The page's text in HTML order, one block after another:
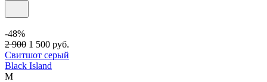
-48%
2 900 1 500 руб.
Свитшот серый
Black Island
M